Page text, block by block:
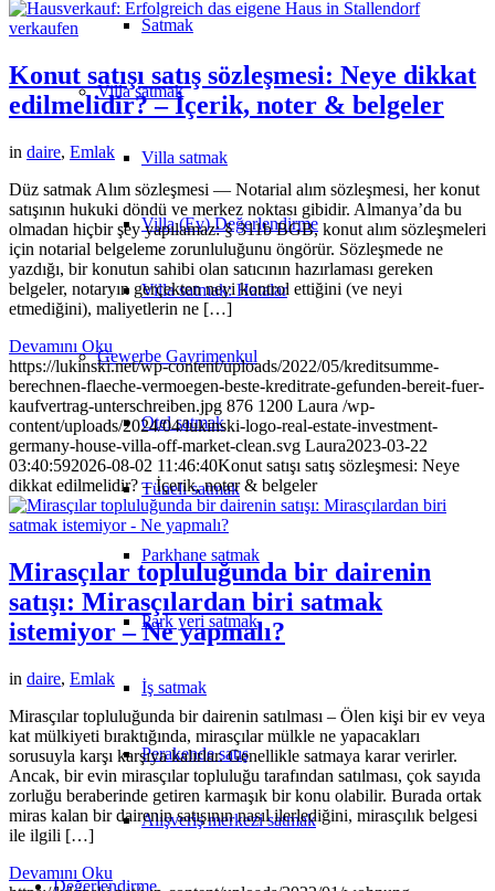
Satmak
Villasatmak
Villa satmak
Villa (Ev) Değerlendirme
Villa satmak: Hatalar
Gewerbe Gayrimenkul
Otel satmak
Tüneli satmak
Parkhane satmak
Park yeri satmak
İş satmak
Perakende satış
Alışveriş merkezi satmak
Değerlendirme
Konut satışı satış sözleşmesi: Neye dikkat
edilmelidir? – İçerik, noter & belgeler
in daire, Emlak
Düz satmak Alım sözleşmesi — Notarial alım sözleşmesi, her konut
satışının hukuki döndü ve merkez noktası gibidir. Almanya’da bu
olmadan hiçbir şey yapılamaz: § 311b BGB, konut alım sözleşmeleri
için notarial belgeleme zorunluluğunu öngörür. Sözleşmede ne
yazdığı, bir konutun sahibi olan satıcının hazırlaması gereken
belgeler, notaryın gerçekten neyi kontrol ettiğini (ve neyi
etmediğini), maliyetlerin ne […]
Devamını Oku
https://lukinski.net/wp-content/uploads/2022/05/kreditsumme-
berechnen-flaeche-vermoegen-beste-kreditrate-gefunden-bereit-fuer-
kaufvertrag-unterschreiben.jpg 876 1200 Laura /wp-
content/uploads/2024/04/lukinski-logo-real-estate-investment-
germany-house-villa-off-market-clean.svg Laura2023-03-22
03:40:592026-08-02 11:46:40Konut satışı satış sözleşmesi: Neye
dikkat edilmelidir? – İçerik, noter & belgeler
Mirasçılar topluluğunda bir dairenin
satışı: Mirasçılardan biri satmak
istemiyor – Ne yapmalı?
in daire, Emlak
Mirasçılar topluluğunda bir dairenin satılması – Ölen kişi bir ev veya
kat mülkiyeti bıraktığında, mirasçılar mülkle ne yapacakları
sorusuyla karşı karşıya kalırlar. Genellikle satmaya karar verirler.
Ancak, bir evin mirasçılar topluluğu tarafından satılması, çok sayıda
zorluğu beraberinde getiren karmaşık bir konu olabilir. Burada ortak
miras kalan bir dairenin satışının nasıl ilerlediğini, mirasçılık belgesi
ile ilgili […]
Devamını Oku